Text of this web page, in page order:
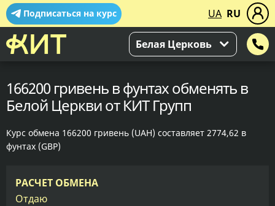
Подписаться на курс UA RU
Белая Церковь
166200 гривень в фунтах обменять в
Белой Церкви от КИТ Групп
Курс обмена 166200 гривень (UAH) составляет 2774,62 в
фунтах (GBP)
РАСЧЕТ ОБМЕНА
Отдаю